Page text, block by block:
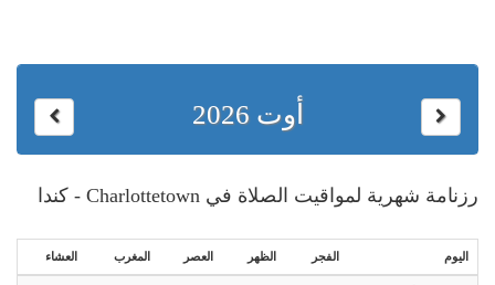
أوت 2026
رزنامة شهرية لمواقيت الصلاة في Charlottetown - كندا
اليوم الفجر الظهر العصر المغرب العشاء